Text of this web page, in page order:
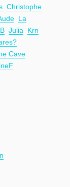
Christophe
La
Julia
Krn
Cave